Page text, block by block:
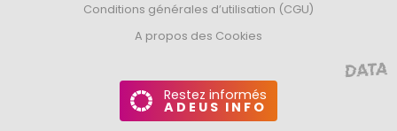
Conditions générales d’utilisation (CGU)
A propos des Cookies
Restez informés
ADEUS INFO